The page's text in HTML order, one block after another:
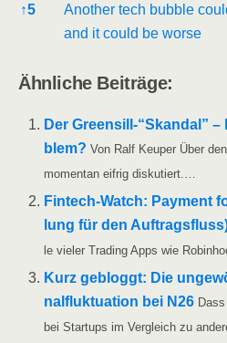
↑5
Ano­ther tech bubble
and it could be worse
Ähn­li­che Beiträge:
Der Greensill-“Skandal”
blem? Von Ralf Keu­per Über
momen­tan eif­rig diskutiert.…
Fin­­tech-Watch: Pay­ment
lung für den
le vie­ler Tra­ding Apps wie
Kurz gebloggt: Die
nal­fluk­tua­ti­on bei N26
bei Start­ups im Ver­gleich zu